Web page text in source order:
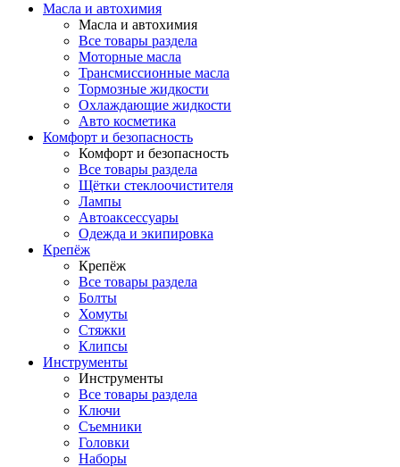
Масла и автохимия
Масла и автохимия
Все товары раздела
Моторные масла
Трансмиссионные масла
Тормозные жидкости
Охлаждающие жидкости
Авто косметика
Комфорт и безопасность
Комфорт и безопасность
Все товары раздела
Щётки стеклоочистителя
Лампы
Автоаксессуары
Одежда и экипировка
Крепёж
Крепёж
Все товары раздела
Болты
Хомуты
Стяжки
Клипсы
Инструменты
Инструменты
Все товары раздела
Ключи
Съемники
Головки
Наборы